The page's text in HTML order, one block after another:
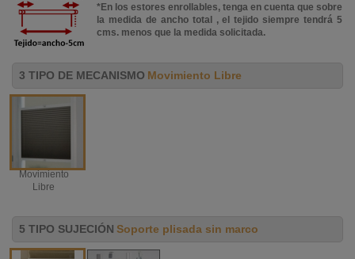
*En los estores enrollables, tenga en cuenta que sobre
la medida de ancho total , el tejido siempre tendrá 5
cms. menos que la medida solicitada.
3 TIPO DE MECANISMO Movimiento Libre
Movimiento
Libre
5 TIPO SUJECIÓN Soporte plisada sin marco